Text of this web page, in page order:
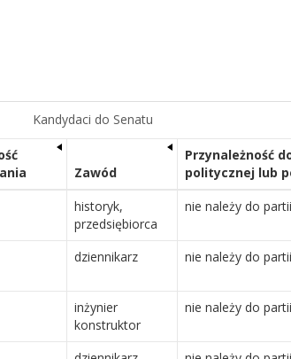
Kandydaci do Senatu
Zawód
Przynależność
politycznej lub
historyk,
przedsiębiorca
nie należy do
dziennikarz nie należy do
inżynier
konstruktor
nie należy do